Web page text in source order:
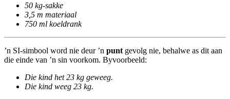
50 kg-sakke
3,5 m materiaal
750 ml koeldrank
’n SI-simbool word nie deur ’n punt gevolg nie, behalwe as dit aan
die einde van ’n sin voorkom. Byvoorbeeld:
Die kind het 23 kg geweeg.
Die kind weeg 23 kg.